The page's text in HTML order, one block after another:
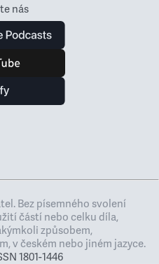
nás
Bez písemného svolení
částí nebo celku díla,
způsobem,
v českém nebo jiném jazyce.
1801-1446